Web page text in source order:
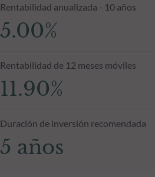
Rentabilidad anualizada - 10 años
5.00%
Rentabilidad de 12 meses móviles
11.90%
Duración de inversión recomendada
5 años